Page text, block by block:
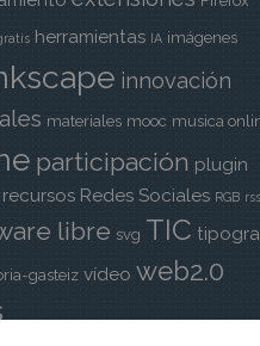
herramientas IA imágenes
innovación
materiales mooc musica
participación plugin
recursos Redes Sociales RGB rss
libre svg TIC
gasteiz vídeo web2.0